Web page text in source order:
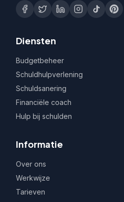
Diensten
Budgetbeheer
Schuldhulpverlening
Schuldsanering
Financiële coach
Hulp bij schulden
Informatie
Over ons
Werkwijze
Tarieven